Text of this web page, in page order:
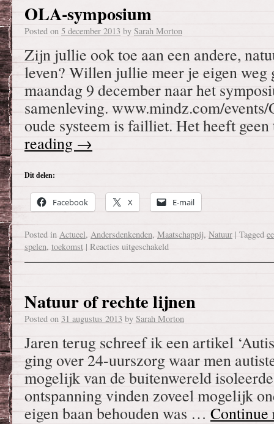
OLA-symposium
Posted on 5 december 2013 by Sarah Morton
Zijn jullie ook toe aan een andere,
leven? Willen jullie meer je eigen weg
maandag 9 december naar het
samenleving. www.mindz.com/
oude systeem is failliet. Het heeft
reading →
Dit delen:
Facebook X E-mail
Posted in Actueel, Andersdenkenden, Maatschappij, Natuur | Tagged
spelen, toekomst | Reacties uitgeschakeld
Natuur of rechte lijnen
Posted on 31 augustus 2013 by Sarah Morton
Jaren terug schreef ik een artikel
ging over 24-uurszorg waar men
mogelijk van de buitenwereld
ontspanning vinden zoveel mogelijk
eigen baan behouden was …